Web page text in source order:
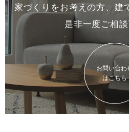
家づくりをお考えの方、建
是非一度 ご相談
お問い合わ
はこちら